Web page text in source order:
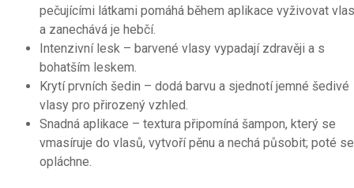
pečujícími látkami pomáhá během aplikace vyživovat
a zanechává je hebčí.
Intenzivní lesk – barvené vlasy vypadají zdravěji a s
bohatším leskem.
Krytí prvních šedin – dodá barvu a sjednotí jemné šedivé
vlasy pro přirozený vzhled.
Snadná aplikace – textura připomíná šampon, který se
vmasíruje do vlasů, vytvoří pěnu a nechá působit; poté se
opláchne.